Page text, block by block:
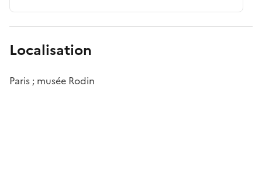
Localisation
Paris ; musée Rodin